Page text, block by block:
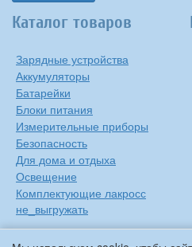
Каталог товаров
Зарядные устройства
Аккумуляторы
Батарейки
Блоки питания
Измерительные приборы
Безопасность
Для дома и отдыха
Освещение
Комплектующие лакросс
не_выгружать